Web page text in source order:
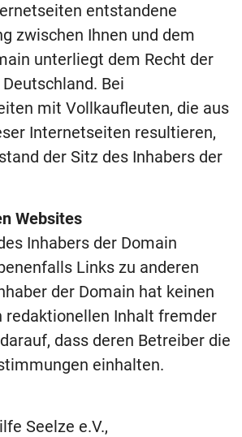
entstandene
zwischen Ihnen und dem
unterliegt dem Recht der
Bei
mit Vollkaufleuten, die aus
Internetseiten resultieren,
der Sitz des Inhabers der
Websites
Inhabers der Domain
Links zu anderen
der Domain hat keinen
redaktionellen Inhalt fremder
dass deren Betreiber die
einhalten.
Seelze e.V.,